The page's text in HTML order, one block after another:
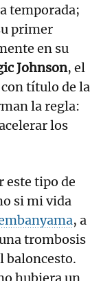
temporada;
primer
en su
Johnson, el
título de la
la regla:
los
este tipo de
si mi vida
, a
trombosis
baloncesto.